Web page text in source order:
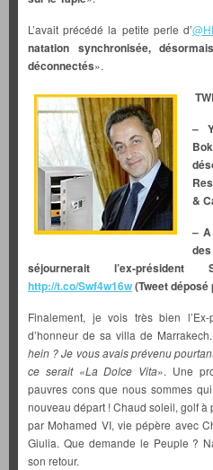
L’avait précédé la petite perle d’
natation synchronisée,
déconnectés».
–
&
–
séjournerait l’ex-président
http://t.co/Swf4w16w(Tweet déposé
Finalement, je vois très bien
d’honneur de sa villa de
hein ? Je vous avais prévenu
ce serait «La Dolce Vita». Une
pauvres cons que nous sommes
nouveau départ ! Chaud soleil, golf
par Mohamed VI, vie pépère avec
Giulia. Que demande le Peuple ?
son retour.